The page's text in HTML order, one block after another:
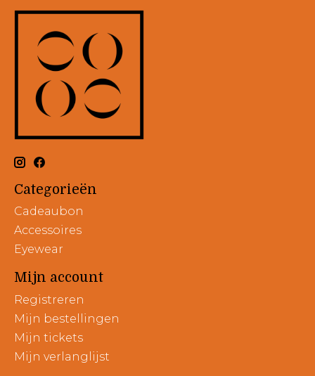
Categorieën
Cadeaubon
Accessoires
Eyewear
Mijn account
Registreren
Mijn bestellingen
Mijn tickets
Mijn verlanglijst